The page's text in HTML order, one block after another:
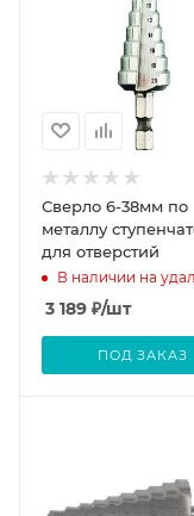
Сверло 6-38мм по
металлу
для отверстий
В наличии на
3 189 ₽/шт
ПОД ЗАКАЗ